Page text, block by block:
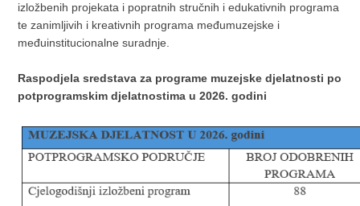
izložbenih projekata i popratnih stručnih i edukativnih programa
te zanimljivih i kreativnih programa međumuzejske i
međuinstitucionalne suradnje.
Raspodjela sredstava za programe muzejske djelatnosti po
potprogramskim djelatnostima u 2026. godini